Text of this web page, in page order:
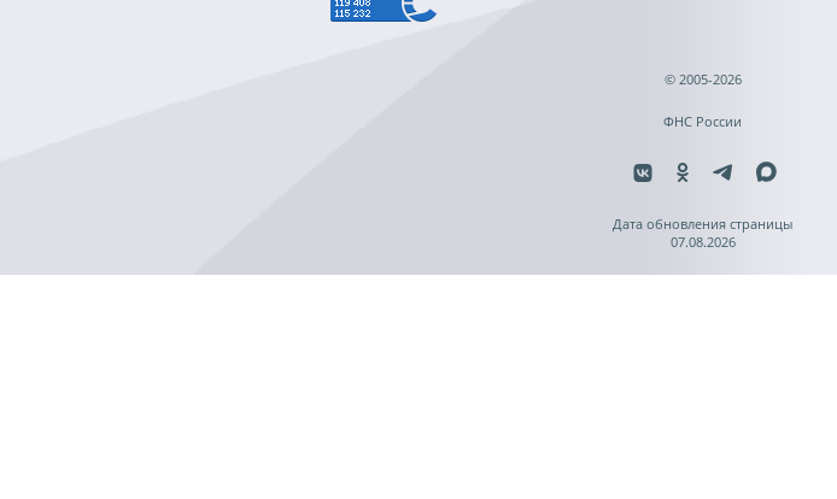
© 2005-2026
ФНС России
Дата обновления страницы
07.08.2026